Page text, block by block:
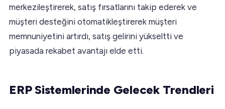
merkezileştirerek, satış fırsatlarını takip ederek ve
müşteri desteğini otomatikleştirerek müşteri
memnuniyetini artırdı, satış gelirini yükseltti ve
piyasada rekabet avantajı elde etti.
ERP Sistemlerinde Gelecek Trendleri